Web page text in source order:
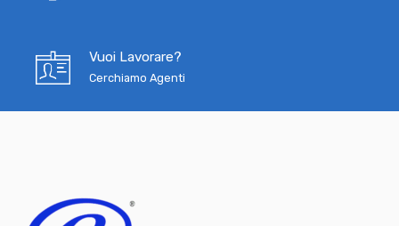
Vuoi Lavorare?
Cerchiamo Agenti